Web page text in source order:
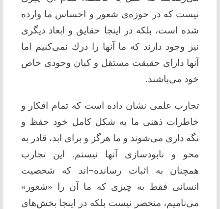
نیست كه در حوزه‌ی شعور و احساس ما وارده
شده است، بلكه در اینجا حقایق و ابعاد دیگری
نیز وجود دارند كه ما آنها را درك نمی‌كنیم اما
آنها دارای حقیقت مستقل و كیان وجودی خاص
خود می‌باشند.
تجارب علمی نشان داده است كه تمام افكار و
خاطرات ذهنی ما به شكل كامل خود حفظ و
نگه داری می‌شوند و ما هرگز و برای ابد، قادر به
محو و نابودسازی آنها نیستم. این تجارب
همچنان به اثبات رسانده¬اند كه شخصیت
انسانی فقط به چیزی كه ما آن را «شعور»
می‌نامیم، منحصر نیست بلكه در اینجا بخش‌های